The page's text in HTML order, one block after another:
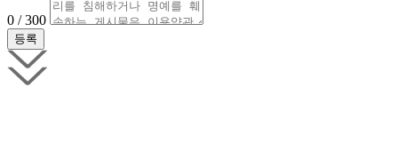
0 / 300